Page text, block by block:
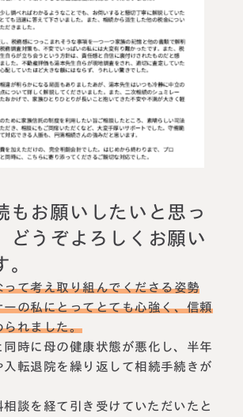
方へ
について
もお願いしたいと思っ
どうぞよろしくお願い
って考え取り組んでくださる姿勢
ーの私にとってとても心強く、信頼
られました。
同時に母の健康状態が悪化し、半年
入転退院を繰り返して相続手続きが
談を経て引き受けていただいたと